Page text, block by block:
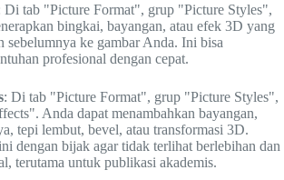
Di tab "Picture Format", grup "Picture Styles",
bingkai, bayangan, atau efek 3D yang
sebelumnya ke gambar Anda. Ini bisa
profesional dengan cepat.
: Di tab "Picture Format", grup "Picture Styles",
Anda dapat menambahkan bayangan,
tepi lembut, bevel, atau transformasi 3D.
dengan bijak agar tidak terlihat berlebihan dan
terutama untuk publikasi akademis.